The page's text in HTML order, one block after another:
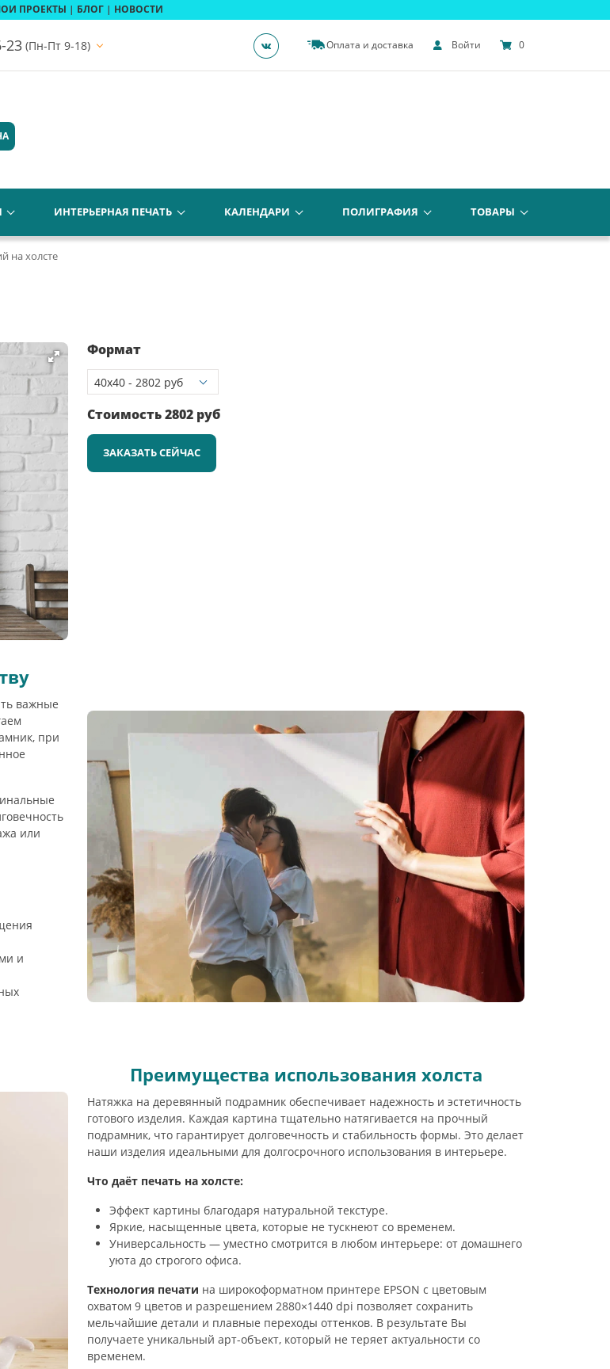
ПРОЕКТЫ | БЛОГ | НОВОСТИ
23 (Пн-Пт 9-18) Оплата и доставка Войти 0
ИНТЕРЬЕРНАЯ ПЕЧАТЬ КАЛЕНДАРИ ПОЛИГРАФИЯ ТОВАРЫ
на холсте
Формат
Стоимость2802 руб
ЗАКАЗАТЬ СЕЙЧАС
важные
при
или
и
Преимущества использования холста
Натяжка на деревянный подрамник обеспечивает надежность и эстетичность
готового изделия. Каждая картина тщательно натягивается на прочный
подрамник, что гарантирует долговечность и стабильность формы. Это делает
наши изделия идеальными для долгосрочного использования в интерьере.
Что даёт печать на холсте:
Эффект картины благодаря натуральной текстуре.
Яркие, насыщенные цвета, которые не тускнеют со временем.
Универсальность — уместно смотрится в любом интерьере: от домашнего
уюта до строгого офиса.
Технология печати на широкоформатном принтере EPSON с цветовым
охватом 9 цветов и разрешением 2880×1440 dpi позволяет сохранить
мельчайшие детали и плавные переходы оттенков. В результате Вы
получаете уникальный арт-объект, который не теряет актуальности со
временем.